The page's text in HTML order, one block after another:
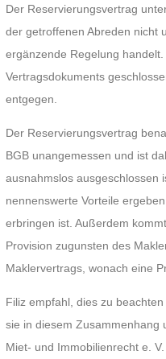
Der Reservierungsvertrag
der getroffenen Abreden nicht
ergänzende Regelung
Vertragsdokuments
entgegen.
Der Reservierungsvertrag
BGB unangemessen und ist
ausnahmslos ausgeschlossen
nennenswerte Vorteile
erbringen ist. Außerdem
Provision zugunsten des
Maklervertrags, wonach eine
Filiz empfahl, dies zu
sie in diesem Zusammenhang
Miet- und Immobilienrecht e.